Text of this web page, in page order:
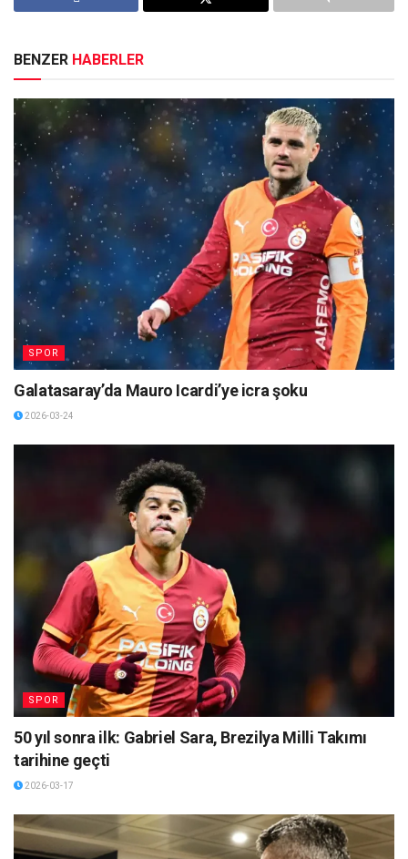
BENZER HABERLER
SPOR
Galatasaray’da Mauro Icardi’ye icra şoku
2026-03-24
SPOR
50 yıl sonra ilk: Gabriel Sara, Brezilya Milli Takımı
tarihine geçti
2026-03-17